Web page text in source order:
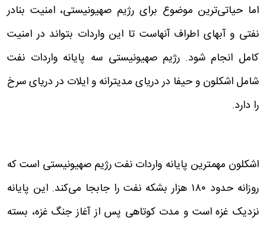
اما حیاتی‌ترین موضوع برای رژیم صهیونیستی، امنیت بنادر
نفتی و آبهای اطراف آنهاست تا این واردات بتواند در امنیت
کامل انجام شود. رژیم صهیونیستی سه پایانه واردات نفت
شامل اشکلون و حیفا در دریای مدیترانه و ایلات در دریای سرخ
را دارد.
اشکلون مهمترین پایانه واردات نفت رژیم صهیونیستی است که
روزانه حدود ۱۸۰ هزار بشکه نفت را جابجا می‌کند. این پایانه
نزدیک غزه است و مدت کوتاهی پس از آغاز جنگ غزه، بسته